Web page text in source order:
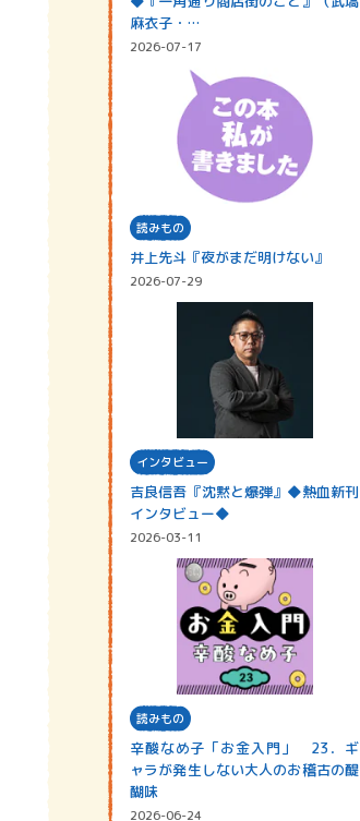
麻衣子・…
2026-07-17
読みもの
井上先斗『夜がまだ明けない』
2026-07-29
インタビュー
吉良信吾『沈黙と爆弾』◆熱血新刊
インタビュー◆
2026-03-11
読みもの
辛酸なめ子「お金入門」 23．ギ
ャラが発生しない大人のお稽古の醍
醐味
2026-06-24